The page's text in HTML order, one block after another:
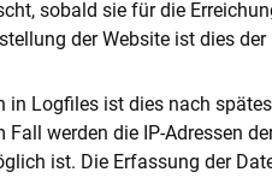
sobald sie für die
der Website ist dies
in Logfiles ist dies nach
werden die IP-Adressen
ist. Die Erfassung der